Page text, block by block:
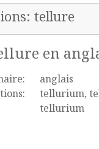
tellure
en
anglais
tellurium,
tellurium